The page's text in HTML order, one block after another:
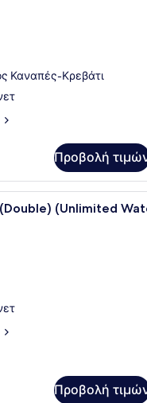
Καναπές-Κρεβάτι
Προβολή
Ένα δωμάτιο ξενοδοχείου
(Unlimited
Προβολή